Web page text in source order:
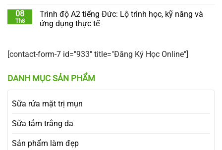
08
Th8
Trình độ A2 tiếng Đức: Lộ trình học, kỹ năng và
ứng dụng thực tế
[contact-form-7 id="933" title="Đăng Ký Học Online"]
DANH MỤC SẢN PHẨM
Sữa rửa mặt trị mụn
Sữa tắm trắng da
Sản phẩm làm đẹp